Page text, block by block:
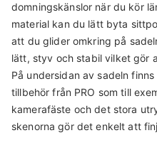
domningskänslor när du kör
material kan du lätt byta
att du glider omkring på
lätt, styv och stabil vilket gör
På undersidan av sadeln
tillbehör från PRO som till
kamerafäste och det stora
skenorna gör det enkelt att